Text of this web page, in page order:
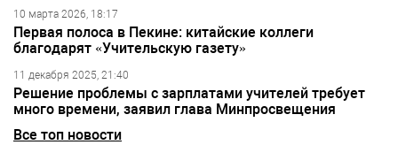
10 марта 2026, 18:17
Первая полоса в Пекине: китайские коллеги
благодарят «Учительскую газету»
11 декабря 2025, 21:40
Решение проблемы с зарплатами учителей требует
много времени, заявил глава Минпросвещения
Все топ новости